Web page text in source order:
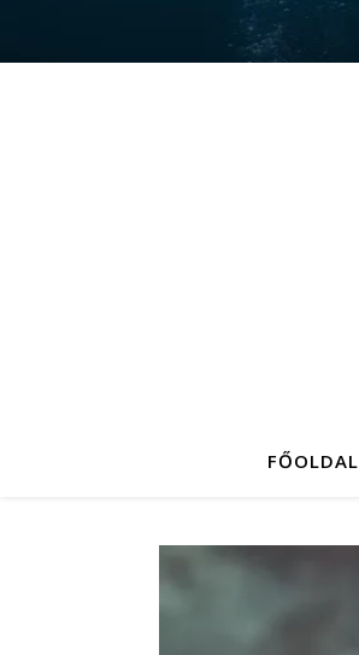
FŐOLDAL